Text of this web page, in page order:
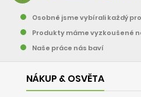
Osobně jsme vybírali každý
Produkty máme vyzkoušené
Naše práce nás baví
NÁKUP & OSVĚTA